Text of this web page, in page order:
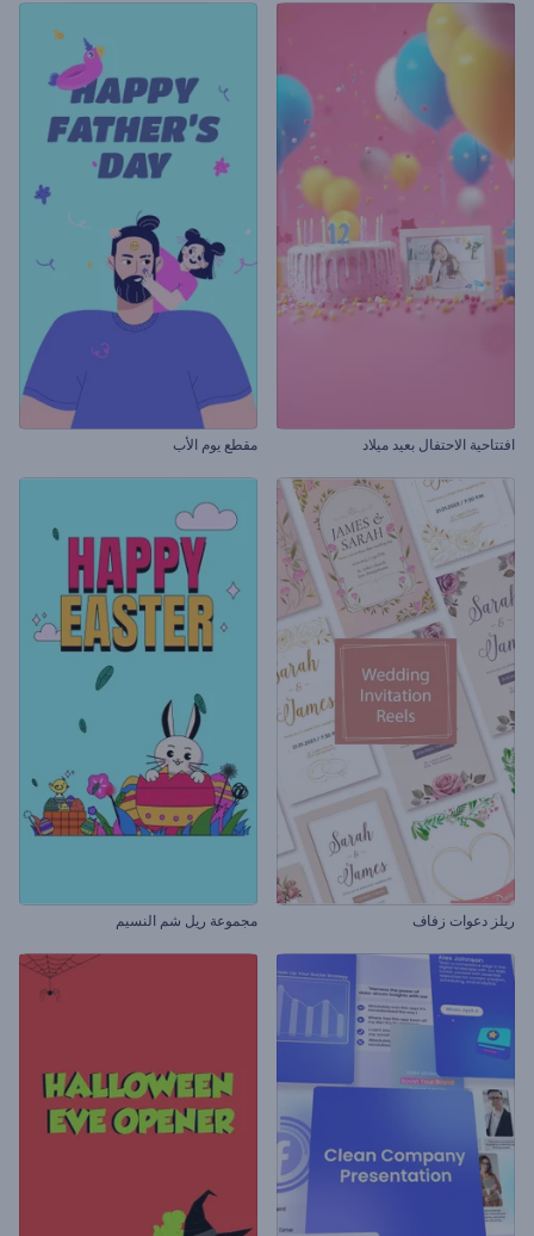
افتتاحية الاحتفال بعيد ميلاد مقطع يوم الأب
ريلز دعوات زفاف مجموعة ريل شم النسيم